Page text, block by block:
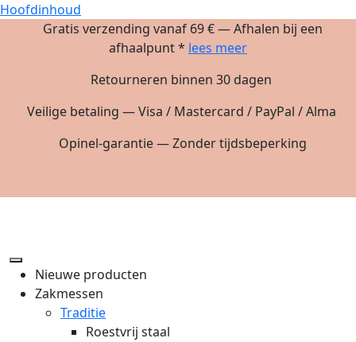
Hoofdinhoud
Gratis verzending vanaf 69 € — Afhalen bij een
afhaalpunt * lees meer
Retourneren binnen 30 dagen
Veilige betaling — Visa / Mastercard / PayPal / Alma
Opinel-garantie — Zonder tijdsbeperking
Nieuwe producten
Zakmessen
Traditie
Roestvrij staal